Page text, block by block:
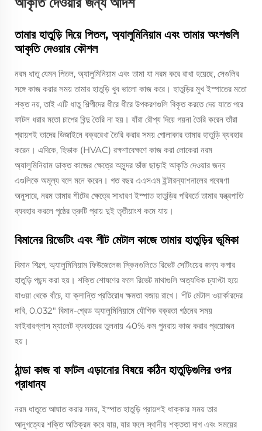
তামার হাতুড়ি দিয়ে পিতল, অ্যালুমিনিয়াম এবং তামার অংশগুলি
আকৃতি দেওয়ার কৌশল
নরম ধাতু যেমন পিতল, অ্যালুমিনিয়াম এবং তামা যা নরম করে রাখা হয়েছে, সেগুলির
সঙ্গে কাজ করার সময় তামার হাতুড়ি খুব ভালো কাজ করে। হাতুড়ির মুখ ইস্পাতের মতো
শক্ত নয়, তাই এটি ধাতু শিল্পীদের ধীরে ধীরে উপকরণগুলি বিকৃত করতে দেয় যাতে পরে
ফাটল ধরার মতো চাপের বিন্দু তৈরি না হয়। যাঁরা রৌপ্য দিয়ে গয়না তৈরি করেন তাঁরা
প্রায়শই তাদের ডিজাইনে বক্ররেখা তৈরি করার সময় গোলাকার তামার হাতুড়ি ব্যবহার
করেন। এদিকে, হিভাক (HVAC) রক্ষণাবেক্ষণে কাজ করা লোকেরা নরম
অ্যালুমিনিয়াম ডাক্ত কাজের ক্ষেত্রে অসুন্দর ভাঁজ ছাড়াই আকৃতি দেওয়ার জন্য
এগুলিকে অমূল্য বলে মনে করেন। গত বছর এএসএম ইন্টারন্যাশনালের গবেষণা
অনুসারে, নরম তামার শীটের ক্ষেত্রে সাধারণ ইস্পাত হাতুড়ির পরিবর্তে তামার যন্ত্রপাতি
ব্যবহার করলে পৃষ্ঠের ত্রুটি প্রায় দুই তৃতীয়াংশ কমে যায়।
বিমানের রিভেটিং এবং শীট মেটাল কাজে তামার হাতুড়ির ভূমিকা
বিমান শিল্পে, অ্যালুমিনিয়াম ফিউজেলেজ স্কিনগুলিতে রিভেট সেটিংয়ের জন্য কপার
হাতুড়ি পছন্দ করা হয়। শক্তি শোষণের ফলে রিভেট মাথাগুলি অত্যধিক চ্যাপ্টা হয়ে
যাওয়া থেকে বাঁচে, যা ক্লান্তি প্রতিরোধ ক্ষমতা বজায় রাখে। শীট মেটাল ওয়ার্কারদের
দাবি, 0.032" বিমান-গ্রেড অ্যালুমিনিয়ামে যৌগিক বক্রতা গঠনের সময়
ফাইবারগ্লাস ম্যালেট ব্যবহারের তুলনায় 40% কম পুনরায় কাজ করার প্রয়োজন
হয়।
ঠান্ডা কাজ বা ফাটল এড়ানোর বিষয়ে কঠিন হাতুড়িগুলির ওপর
প্রাধান্য
নরম ধাতুতে আঘাত করার সময়, ইস্পাত হাতুড়ি প্রায়শই ধাক্কার সময় তার
আনুগত্যের শক্তি অতিক্রম করে যায়, যার ফলে স্থানীয় শক্ততা দাগ এবং সময়ের